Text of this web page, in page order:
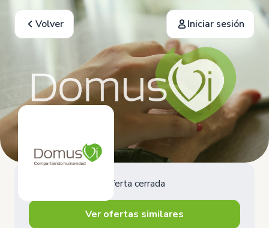
Volver Iniciar sesión
Oferta cerrada
Ver ofertas similares